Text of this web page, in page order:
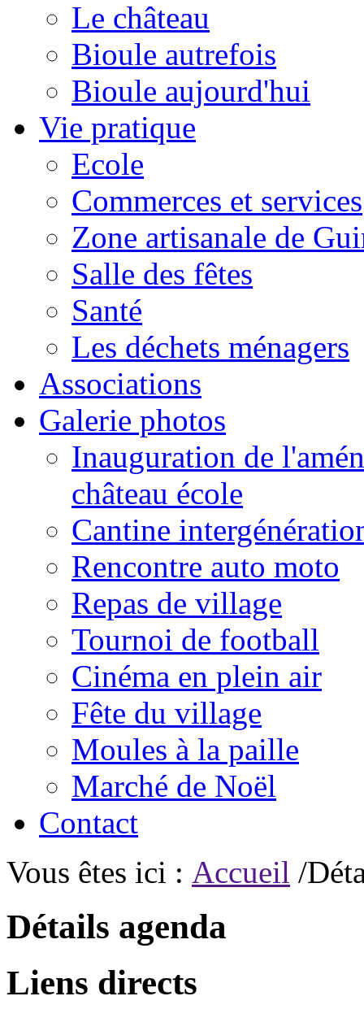
Le château
Bioule autrefois
Bioule aujourd'hui
Vie pratique
Ecole
Commerces et services
Zone artisanale de
Salle des fêtes
Santé
Les déchets ménagers
Associations
Galerie photos
Inauguration de
château école
Cantine
Rencontre auto moto
Repas de village
Tournoi de football
Cinéma en plein air
Fête du village
Moules à la paille
Marché de Noël
Contact
Vous êtes ici : Accueil /
Détails agenda
Liens directs